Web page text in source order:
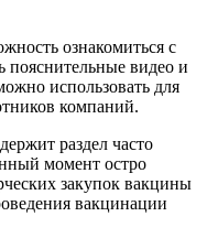
ознакомиться с
пояснительные видео и
использовать для
компаний.
раздел часто
момент остро
закупок вакцины
вакцинации